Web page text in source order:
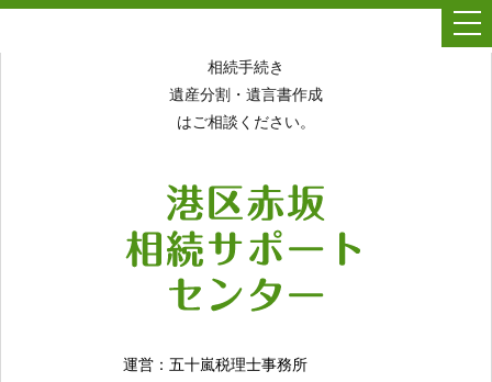
相続手続き
遺産分割・遺言書作成
はご相談ください。
運営：五十嵐税理士事務所